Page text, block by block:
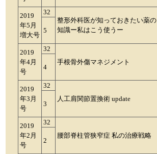
2019
年5月
増大号
32
整形外科医が知っておきたい薬の
知識ー私はこう使うー
5
2019
年4月
号
32
手根骨外傷マネジメント
4
2019
年3月
号
32
人工肩関節置換術 update
3
2019
年2月
号
32
腰部脊柱管狭窄症 私の治療戦略
2